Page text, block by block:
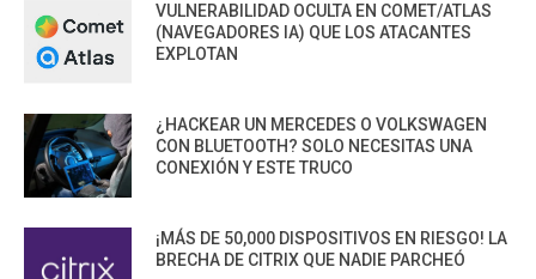
VULNERABILIDAD OCULTA EN COMET/ATLAS
(NAVEGADORES IA) QUE LOS ATACANTES
EXPLOTAN
¿HACKEAR UN MERCEDES O VOLKSWAGEN
CON BLUETOOTH? SOLO NECESITAS UNA
CONEXIÓN Y ESTE TRUCO
¡MÁS DE 50,000 DISPOSITIVOS EN RIESGO! LA
BRECHA DE CITRIX QUE NADIE PARCHEÓ